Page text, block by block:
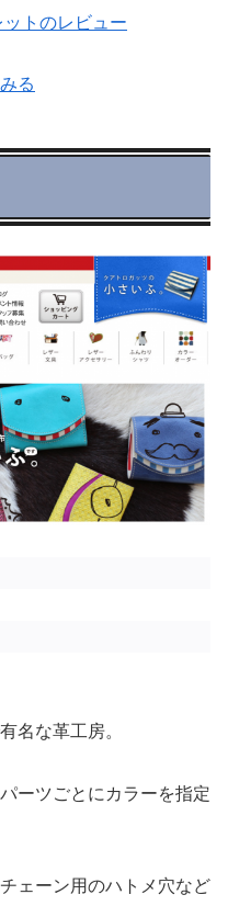
トのレビュー
る
名な革工房。
ーツごとにカラーを指定
ェーン用のハトメ穴など